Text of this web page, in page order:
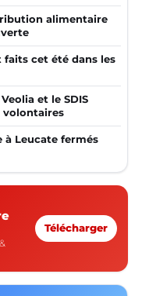
alimentaire
faits cet été dans les
et le SDIS
volontaires
à Leucate fermés
Télécharger